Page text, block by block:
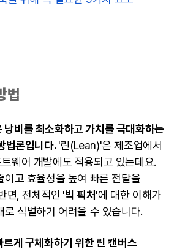
법
낭비를 최소화하고 가치를 극대화하는
법론입니다.'린(Lean)'은 제조업에서
웨어 개발에도 적용되고 있는데요.
이고 효율성을 높여 빠른 전달을
면, 전체적인 '빅 픽처'에 대한 이해가
로 식별하기 어려울 수 있습니다.
게 구체화하기 위한린 캔버스